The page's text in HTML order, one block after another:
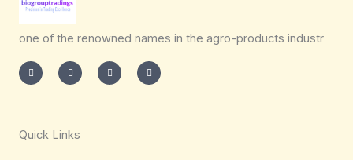
one of the renowned names in the agro-products industr
n
s
t
m
w
i
t
i
n
k
a
c
e
Quick Links